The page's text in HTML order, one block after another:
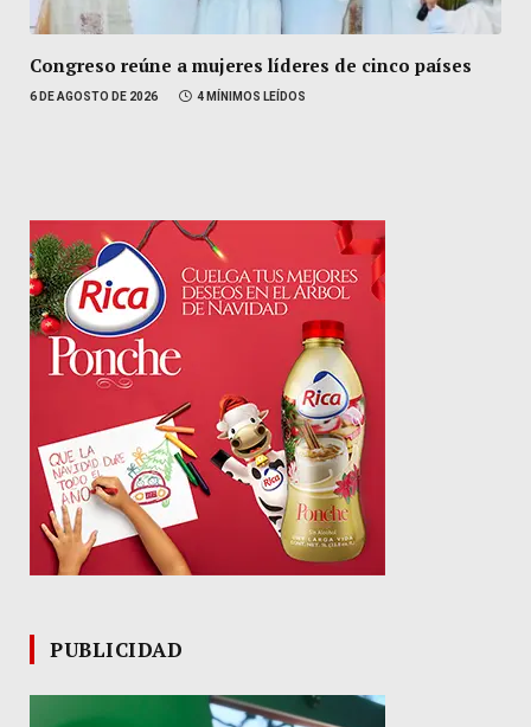
Congreso reúne a mujeres líderes de cinco países
6 DE AGOSTO DE 2026 4 MÍNIMOS LEÍDOS
PUBLICIDAD